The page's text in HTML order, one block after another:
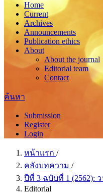
Home
Current
Archives
Announcements
Publication ethics
About
About the journal
Editorial team
Contact
ค้นหา
Submission
Register
Login
หน้าแรก /
คลังบทความ /
ปีที่ 3 ฉบับที่ 1 (2562):
Editorial